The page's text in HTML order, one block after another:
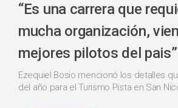
“Es una carrera que
mucha organización,
mejores pilotos del pais”
Ezequiel Bosio mencionó los detalles
del año para el Turismo Pista en San